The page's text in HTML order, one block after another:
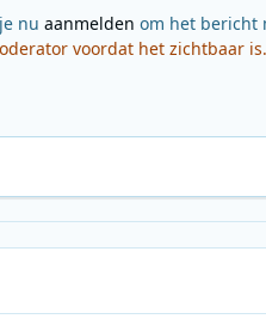
nu aanmelden om het bericht
voordat het zichtbaar is.